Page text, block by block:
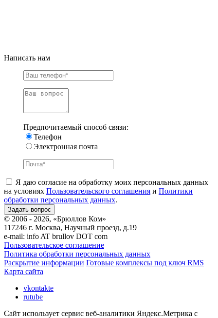
Написать нам
Предпочитаемый способ связи:
Телефон
Электронная почта
Я даю согласие на обработку моих персональных данных
на условиях Пользовательского соглашения и Политики
обработки персональных данных.
© 2006 - 2026, «Брюллов Ком»
117246 г. Москва, Научный проезд, д.19
e-mail: info AT brullov DOT com
Пользовательское соглашение
Политика обработки персональных данных
Раскрытие информации Готовые комплексы под ключ RMS
Карта сайта
vkontakte
rutube
Сайт использует сервис веб-аналитики Яндекс.Метрика с